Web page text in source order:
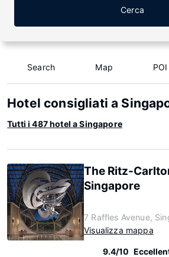
Cerca
Search Map POI
Hotel consigliati a
Tutti i 487 hotel a Singapore
The Ritz-
Singapore
7 Raffles Avenue,
Visualizza mappa
9.4/10